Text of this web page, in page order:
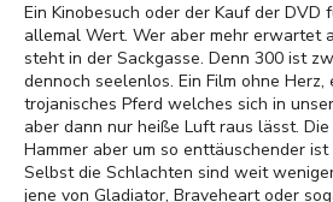
Ein Kinobesuch oder der Kauf der DVD
allemal Wert. Wer aber mehr erwartet
steht in der Sackgasse. Denn 300 ist
dennoch seelenlos. Ein Film ohne Herz,
trojanisches Pferd welches sich in
aber dann nur heiße Luft raus lässt.
Hammer aber um so enttäuschender
Selbst die Schlachten sind weit
jene von Gladiator, Braveheart oder